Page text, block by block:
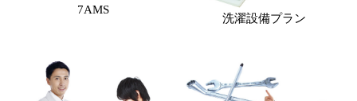
7AMS
洗濯設備プラン